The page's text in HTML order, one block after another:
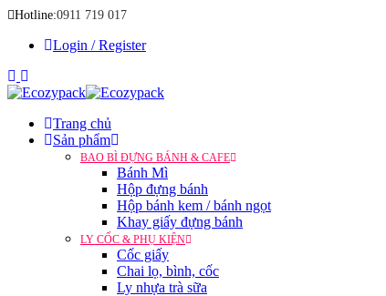
Hotline:0911 719 017
Login / Register
Trang chủ
Sản phẩm
BAO BÌ ĐỰNG BÁNH & CAFE
Bánh Mì
Hộp đựng bánh
Hộp bánh kem / bánh ngọt
Khay giấy đựng bánh
LY CỐC & PHỤ KIỆN
Cốc giấy
Chai lọ, bình, cốc
Ly nhựa trà sữa